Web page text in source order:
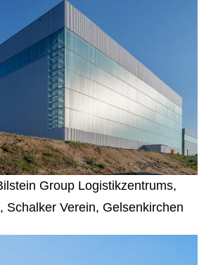
Group Logistikzentrums,
Schalker Verein, Gelsenkirchen